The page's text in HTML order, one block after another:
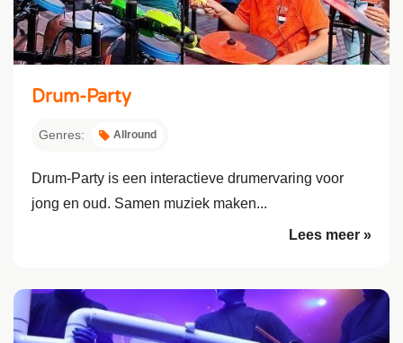
Drum-Party
Genres: Allround
Drum-Party is een interactieve drumervaring voor
jong en oud. Samen muziek maken...
Lees meer »